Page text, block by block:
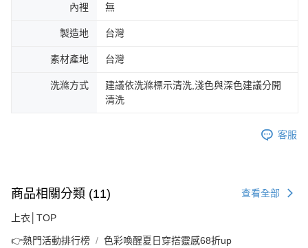
內裡 無
製造地 台灣
素材產地 台灣
洗滌方式
建議依洗滌標示清洗,淺色與深色建議分開
清洗
客服
商品相關分類 (11) 查看全部
上衣│TOP
👉熱門活動排行榜 色彩喚醒夏日穿搭靈感68折up